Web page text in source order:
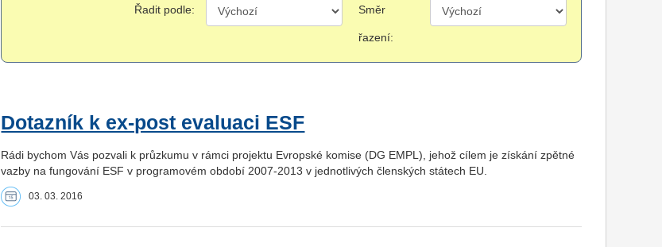
Řadit podle: Směr
řazení:
Dotazník k ex-post evaluaci ESF
Rádi bychom Vás pozvali k průzkumu v rámci projektu Evropské komise (DG EMPL), jehož cílem je získání zpětné
vazby na fungování ESF v programovém období 2007-2013 v jednotlivých členských státech EU.
03. 03. 2016